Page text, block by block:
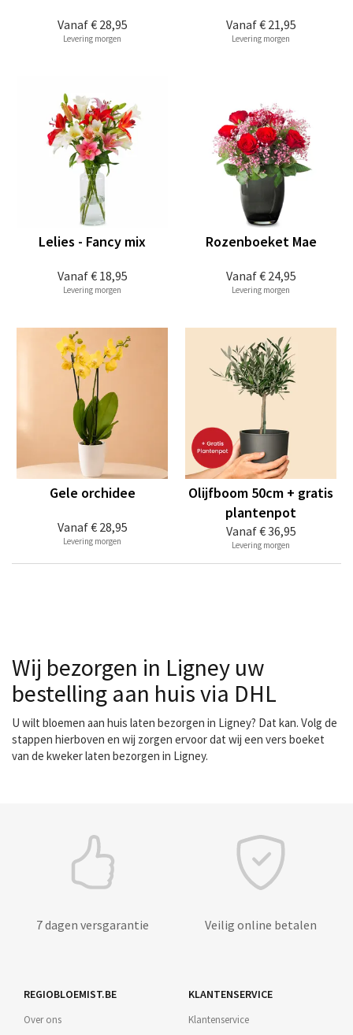
Vanaf€ 28,95
Levering morgen
Vanaf€ 21,95
Levering morgen
Vanaf€ 18,95
Lelies - Fancy mix
Levering morgen
Vanaf€ 24,95
Rozenboeket Mae
Levering morgen
Vanaf€ 28,95
Gele orchidee
Levering morgen
Vanaf€ 36,95
Olijfboom 50cm + gratis
plantenpot
Levering morgen
Wij bezorgen in Ligney uw
bestelling aan huis via DHL
U wilt bloemen aan huis laten bezorgen in Ligney? Dat kan. Volg de
stappen hierboven en wij zorgen ervoor dat wij een vers boeket
van de kweker laten bezorgen in Ligney.
7 dagen versgarantie Veilig online betalen
REGIOBLOEMIST.BE
Over ons
KLANTENSERVICE
Klantenservice